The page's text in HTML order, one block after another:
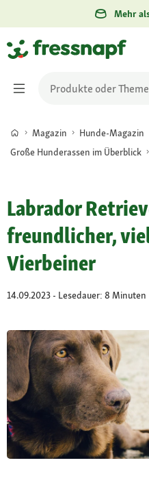
Mehr
Magazin Hunde-Magazin
Große Hunderassen im Überblick
Labrador
freundlicher,
Vierbeiner
14.09.2023 - Lesedauer: 8 Minuten